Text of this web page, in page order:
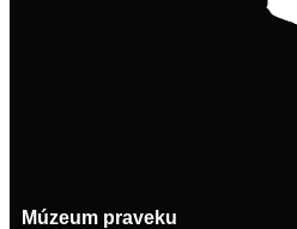
Múzeum praveku